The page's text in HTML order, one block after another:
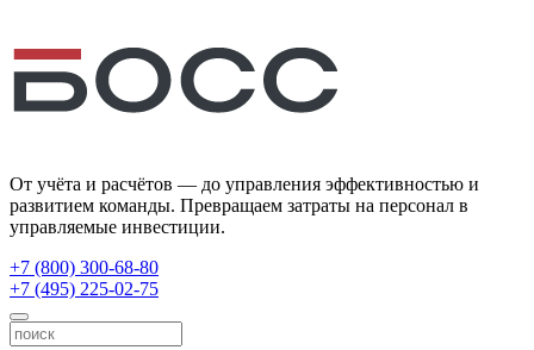
От учёта и расчётов — до управления эффективностью и
развитием команды. Превращаем затраты на персонал в
управляемые инвестиции.
+7 (800) 300-68-80
+7 (495) 225-02-75